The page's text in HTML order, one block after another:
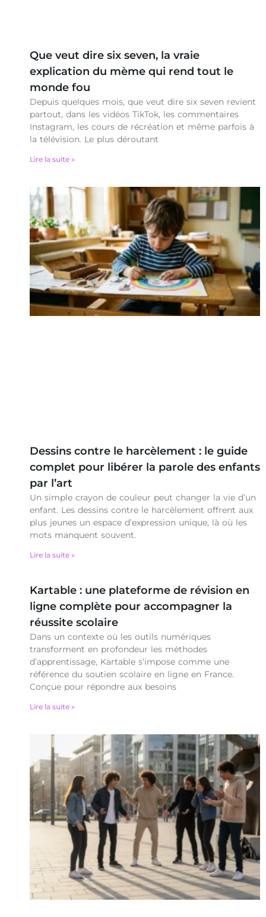
Que veut dire six seven, la vraie
explication du mème qui rend tout le
monde fou
Depuis quelques mois, que veut dire six seven revient
partout, dans les vidéos TikTok, les commentaires
Instagram, les cours de récréation et même parfois à
la télévision. Le plus déroutant
Lire la suite »
Dessins contre le harcèlement : le guide
complet pour libérer la parole des enfants
par l’art
Un simple crayon de couleur peut changer la vie d’un
enfant. Les dessins contre le harcèlement offrent aux
plus jeunes un espace d’expression unique, là où les
mots manquent souvent.
Lire la suite »
Kartable : une plateforme de révision en
ligne complète pour accompagner la
réussite scolaire
Dans un contexte où les outils numériques
transforment en profondeur les méthodes
d’apprentissage, Kartable s’impose comme une
référence du soutien scolaire en ligne en France.
Conçue pour répondre aux besoins
Lire la suite »